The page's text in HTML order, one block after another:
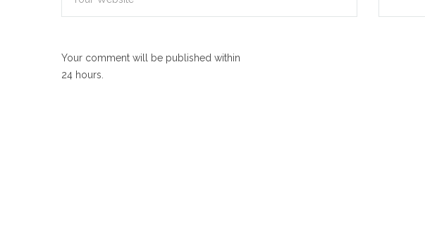
Your comment will be published within
24 hours.